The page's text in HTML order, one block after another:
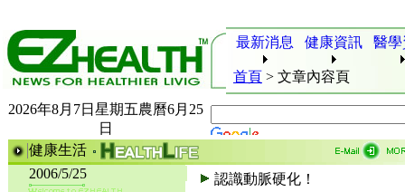
最新消息 健康資訊 醫
首頁 > 文章內容頁
2026年8月7日星期五農曆6月25
日
健康生活
2006/5/25
認識動脈硬化！